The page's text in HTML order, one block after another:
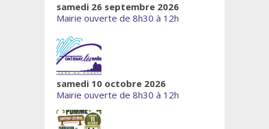
samedi 26 septembre 2026
Mairie ouverte de 8h30 à 12h
samedi 10 octobre 2026
Mairie ouverte de 8h30 à 12h